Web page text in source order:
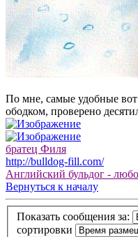
По мне, самые удобные
ободком, проверено
братец Филя
http://bulldog-fill.com/
Английский бульдог -
Вернуться к началу
Показать сообщения за:
сортировки